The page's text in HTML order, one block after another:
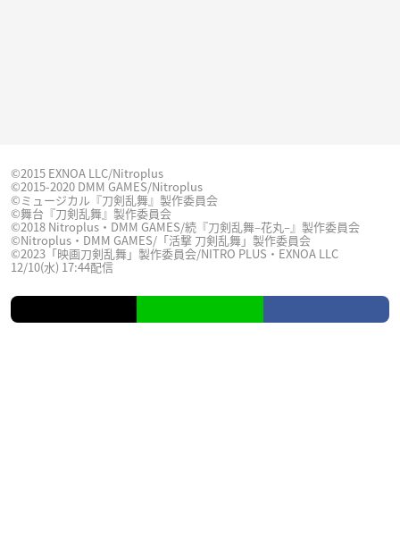
©2015 EXNOA LLC/Nitroplus
©2015-2020 DMM GAMES/Nitroplus
©ミュージカル『刀剣乱舞』製作委員会
©舞台『刀剣乱舞』製作委員会
©2018 Nitroplus・DMM GAMES/続『刀剣乱舞–花丸–』製作委員会
©Nitroplus・DMM GAMES/「活撃 刀剣乱舞」製作委員会
©2023「映画刀剣乱舞」製作委員会/NITRO PLUS・EXNOA LLC
12/10(水) 17:44配信